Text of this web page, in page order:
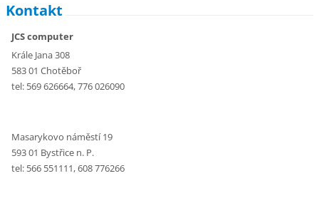
Kontakt
JCS computer
Krále Jana 308
583 01 Chotěboř
tel: 569 626664, 776 026090
Masarykovo náměstí 19
593 01 Bystřice n. P.
tel: 566 551111, 608 776266